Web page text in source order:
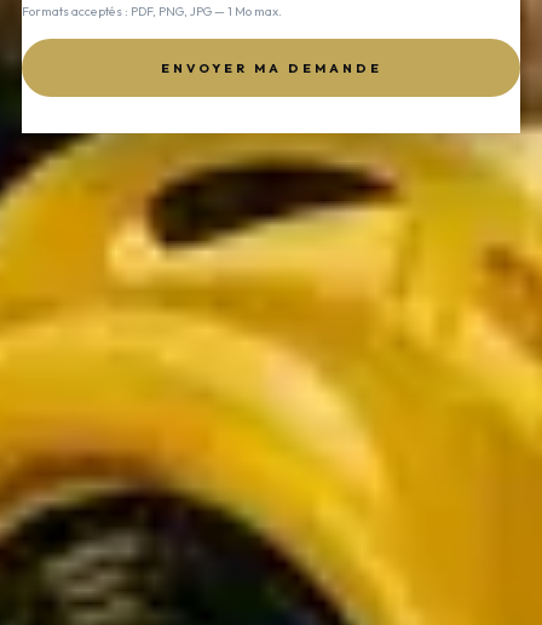
Formats acceptés : PDF, PNG, JPG — 1 Mo max.
ENVOYER MA DEMANDE